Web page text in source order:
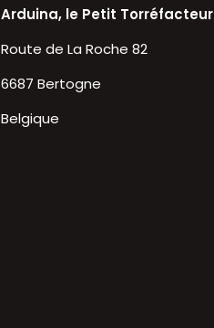
Arduina, le Petit Torréfacteur
Route de La Roche 82
6687 Bertogne
Belgique